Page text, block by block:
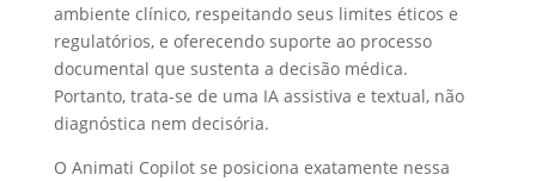
ambiente clínico, respeitando seus limites éticos e
regulatórios, e oferecendo suporte ao processo
documental que sustenta a decisão médica.
Portanto, trata-se de uma IA assistiva e textual, não
diagnóstica nem decisória.
O Animati Copilot se posiciona exatamente nessa